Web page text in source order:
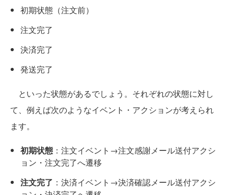
初期状態（注文前）
注文完了
決済完了
発送完了
といった状態があるでしょう。それぞれの状態に対し
て、例えば次のようなイベント・アクションが考えられ
ます。
初期状態 ：注文イベント→注文感謝メール送付アクシ
ョン・注文完了へ遷移
注文完了 ：決済イベント→決済確認メール送付アクシ